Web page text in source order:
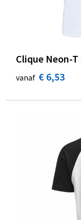
Clique Neon-
vanaf € 6,53